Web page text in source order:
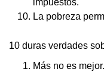
impuestos.
La pobreza
10 duras verdades
Más no es mejor.